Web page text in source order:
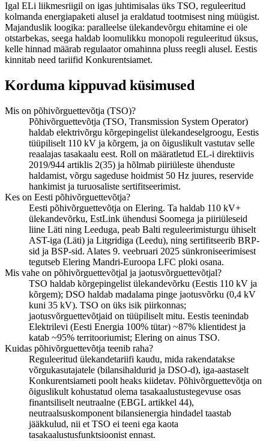
Igal ELi liikmesriigil on igas juhtimisalas üks TSO, reguleeritud
kolmanda energiapaketi alusel ja eraldatud tootmisest ning müügist.
Majanduslik loogika: paralleelse ülekandevõrgu ehitamine ei ole
otstarbekas, seega haldab loomulikku monopoli reguleeritud üksus,
kelle hinnad määrab regulaator omahinna pluss reegli alusel. Eestis
kinnitab need tariifid Konkurentsiamet.
Korduma kippuvad küsimused
Mis on põhivõrguettevõtja (TSO)?
Põhivõrguettevõtja (TSO, Transmission System Operator)
haldab elektrivõrgu kõrgepingelist ülekandeselgroogu, Eestis
tüüpiliselt 110 kV ja kõrgem, ja on õiguslikult vastutav selle
reaalajas tasakaalu eest. Roll on määratletud EL-i direktiivis
2019/944 artiklis 2(35) ja hõlmab piiriüleste ühenduste
haldamist, võrgu sageduse hoidmist 50 Hz juures, reservide
hankimist ja turuosaliste sertifitseerimist.
Kes on Eesti põhivõrguettevõtja?
Eesti põhivõrguettevõtja on Elering. Ta haldab 110 kV+
ülekandevõrku, EstLink ühendusi Soomega ja piiriüleseid
liine Läti ning Leeduga, peab Balti reguleerimisturgu ühiselt
AST-iga (Läti) ja Litgridiga (Leedu), ning sertifitseerib BRP-
sid ja BSP-sid. Alates 9. veebruari 2025 sünkroniseerimisest
tegutseb Elering Mandri-Euroopa LFC ploki osana.
Mis vahe on põhivõrguettevõtjal ja jaotusvõrguettevõtjal?
TSO haldab kõrgepingelist ülekandevõrku (Eestis 110 kV ja
kõrgem); DSO haldab madalama pinge jaotusvõrku (0,4 kV
kuni 35 kV). TSO on üks isik piirkonnas;
jaotusvõrguettevõtjaid on tüüpiliselt mitu. Eestis teenindab
Elektrilevi (Eesti Energia 100% tütar) ~87% klientidest ja
katab ~95% territooriumist; Elering on ainus TSO.
Kuidas põhivõrguettevõtja teenib raha?
Reguleeritud ülekandetariifi kaudu, mida rakendatakse
võrgukasutajatele (bilansihaldurid ja DSO-d), iga-aastaselt
Konkurentsiameti poolt heaks kiidetav. Põhivõrguettevõtja on
õiguslikult kohustatud olema tasakaalustustegevuse osas
finantsiliselt neutraalne (EBGL artikkel 44),
neutraalsuskomponent bilansienergia hindadel taastab
jääkkulud, nii et TSO ei teeni ega kaota
tasakaalustusfunktsioonist ennast.